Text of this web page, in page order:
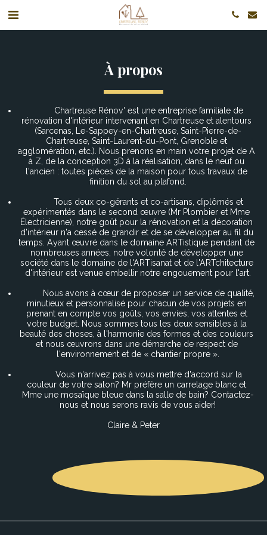
À propos
Chartreuse Rénov' est une entreprise familiale de
rénovation d'intérieur intervenant en Chartreuse et alentours
(Sarcenas, Le-Sappey-en-Chartreuse, Saint-Pierre-de-
Chartreuse, Saint-Laurent-du-Pont, Grenoble et
agglomération, etc.). Nous prenons en main votre projet de A
à Z, de la conception 3D à la réalisation, dans le neuf ou
l'ancien : toutes pièces de la maison pour tous travaux de
finition du sol au plafond.
Tous deux co-gérants et co-artisans, diplômés et
expérimentés dans le second œuvre (Mr Plombier et Mme
Électricienne), notre goût pour la rénovation et la décoration
d'intérieur n'a cessé de grandir et de se développer au fil du
temps. Ayant œuvré dans le domaine ARTistique pendant de
nombreuses années, notre volonté de développer une
société dans le domaine de l'ARTisanat et de l'ARTchitecture
d'intérieur est venue embellir notre engouement pour l'art.
Nous avons à cœur de proposer un service de qualité,
minutieux et personnalisé pour chacun de vos projets en
prenant en compte vos goûts, vos envies, vos attentes et
votre budget. Nous sommes tous les deux sensibles à la
beauté des choses, à l'harmonie des formes et des couleurs
et nous œuvrons dans une démarche de respect de
l'environnement et de « chantier propre ».
Vous n'arrivez pas à vous mettre d'accord sur la
couleur de votre salon? Mr préfère un carrelage blanc et
Mme une mosaïque bleue dans la salle de bain? Contactez-
nous et nous serons ravis de vous aider!
Claire & Peter